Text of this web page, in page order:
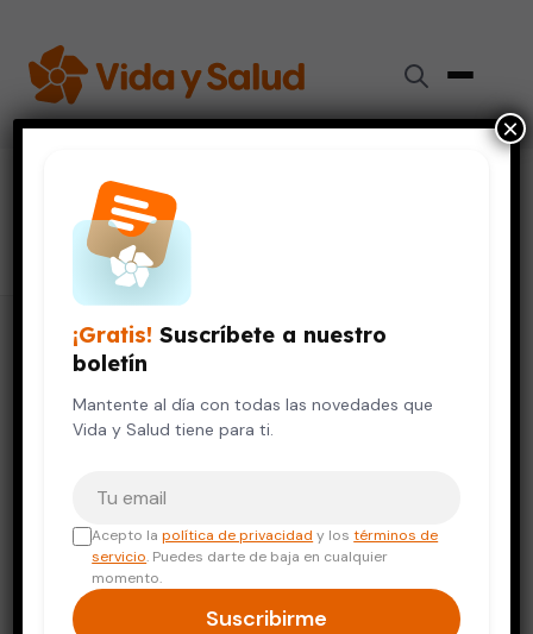
trastornos del ánimo
5 artículos
¡Gratis! Suscríbete a nuestro
boletín
Mantente al día con todas las novedades que
Vida y Salud tiene para ti.
Acepto lapolítica de privacidad y lostérminos de
servicio. Puedes darte de baja en cualquier
momento.
Suscribirme
×